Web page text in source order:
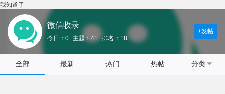
我知道了
微信收录
今日：0 主题：41 排名：18
+发帖
全部 最新 热门 热帖 分类